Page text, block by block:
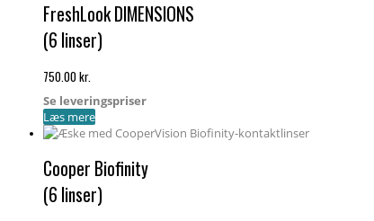
FreshLook DIMENSIONS
(6 linser)
750.00kr.
Se leveringspriser
Læs mere
Cooper Biofinity
(6 linser)